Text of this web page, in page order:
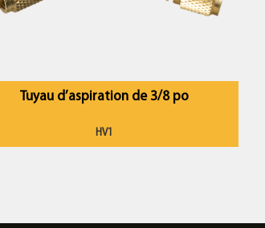
Tuyau d’aspiration de 3/8 po
HV1